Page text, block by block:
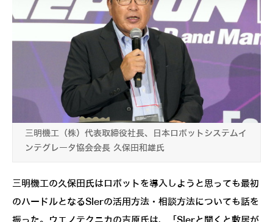
三明機工（株）代表取締役社長、日本ロボットシステムイ
ンテグレータ協会会長 久保田和雄氏
三明機工の久保田氏はロボットを導入しようと思っても最初
のハードルとなるSIerの活用方法・相談方法についても話を